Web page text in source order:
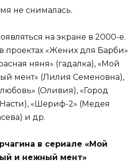
не снималась.
на экране в 2000-е.
проектах «Жених для Барби»
няня» (гадалка), «Мой
мент» (Лилия Семеновна),
(Оливия), «Город
Насти), «Шериф-2» (Медея
и др.
в сериале «Мой
и нежный мент»